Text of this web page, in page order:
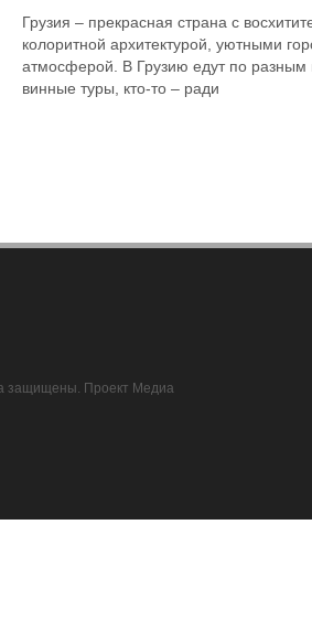
Грузия – прекрасная страна с
колоритной архитектурой, уютными
атмосферой. В Грузию едут по разным
винные туры, кто-то – ради
защищены. Проект Медиа